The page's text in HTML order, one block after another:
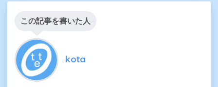
この記事を書いた人
kota